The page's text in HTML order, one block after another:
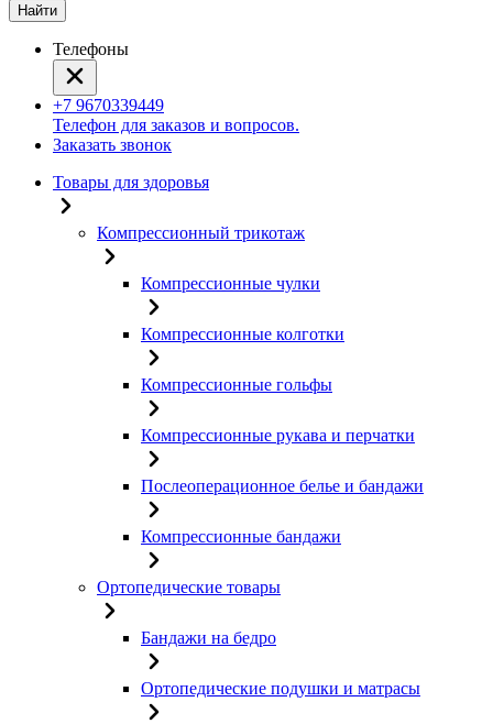
Найти
Телефоны
+7 9670339449
Телефон для заказов и вопросов.
Заказать звонок
Товары для здоровья
Компрессионный трикотаж
Компрессионные чулки
Компрессионные колготки
Компрессионные гольфы
Компрессионные рукава и перчатки
Послеоперационное белье и бандажи
Компрессионные бандажи
Ортопедические товары
Бандажи на бедро
Ортопедические подушки и матрасы